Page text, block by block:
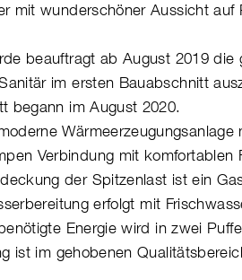
mit wunderschöner Aussicht auf
beauftragt ab August 2019 die
im ersten Bauabschnitt
begann im August 2020.
Wärmeerzeugungsanlage
Verbindung mit komfortablen
der Spitzenlast ist ein
erfolgt mit
Energie wird in zwei
ist im gehobenen